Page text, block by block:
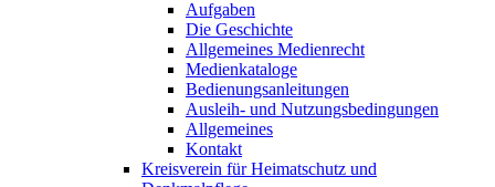
Aufgaben
Die Geschichte
Allgemeines Medienrecht
Medienkataloge
Bedienungsanleitungen
Ausleih- und Nutzungsbedingungen
Allgemeines
Kontakt
Kreisverein für Heimatschutz und